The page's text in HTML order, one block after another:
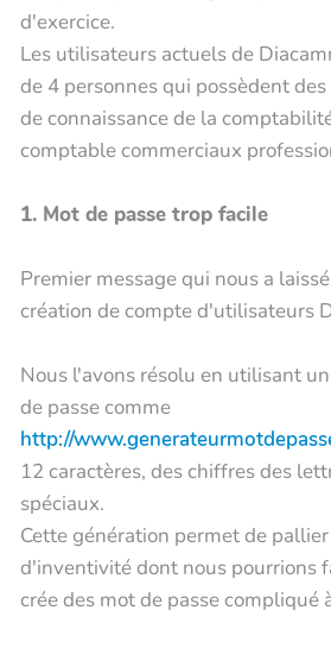
d'exercice.
Les utilisateurs actuels de
de 4 personnes qui possèdent
de connaissance de la
comptable commerciaux
1. Mot de passe trop facile
Premier message qui nous a
création de compte d'utilisateurs
Nous l'avons résolu en utilisant
de passe comme
http://
12 caractères, des chiffres des
spéciaux.
Cette génération permet de
d'inventivité dont nous pourrions
crée des mot de passe compliqué